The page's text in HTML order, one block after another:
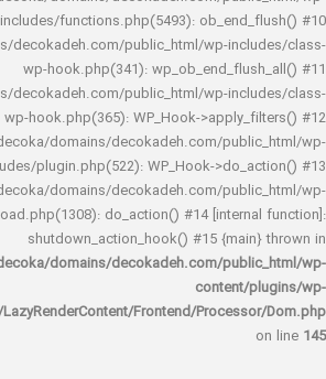
includes/functions.php(5493):
domains/decokadeh.com/public_html/wp-
wp-hook.php(341):
domains/decokadeh.com/public_html/wp-
wp-hook.php(365): WP_Hook-
/home/decoka/domains/decokadeh.com/
includes/plugin.php(522): WP_Hook-
/home/decoka/domains/decokadeh.com/
includes/load.php(1308): do_action() #14
shutdown_action_hook() #15
/home/decoka/domains/decokadeh.com/
LazyRenderContent/Frontend/